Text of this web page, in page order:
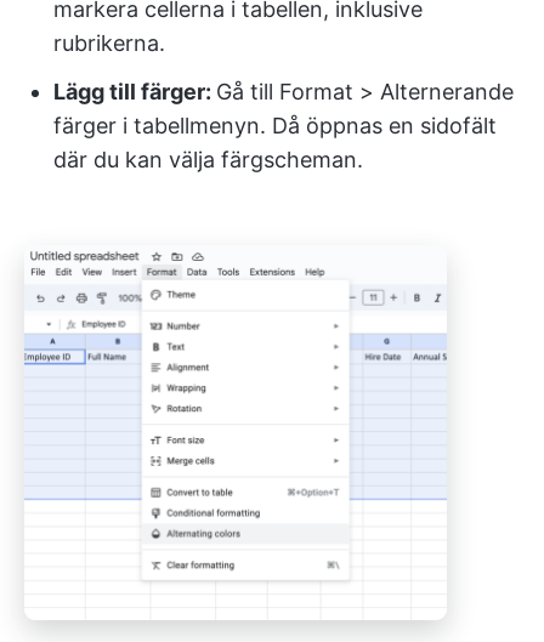
markera cellerna i tabellen, inklusive
rubrikerna.
Lägg till färger: Gå till Format > Alternerande
färger i tabellmenyn. Då öppnas en sidofält
där du kan välja färgscheman.